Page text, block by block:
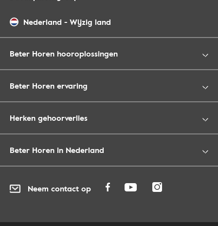
Nederland - Wijzig land
Beter Horen hooroplossingen
Beter Horen ervaring
Herken gehoorverlies
Beter Horen in Nederland
Neem contact op